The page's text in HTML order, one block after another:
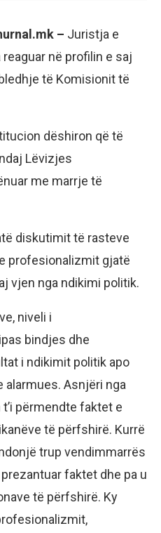
– Juristja e
reaguar në profilin e saj
të Komisionit të
dëshiron që të
Lëvizjes
me marrje të
diskutimit të rasteve
profesionalizmit gjatë
vjen nga ndikimi politik.
niveli i
bindjes dhe
i ndikimit politik apo
Asnjëri nga
përmendte faktet e
të përfshirë. Kurrë
trup vendimmarrës
faktet dhe pa u
të përfshirë. Ky